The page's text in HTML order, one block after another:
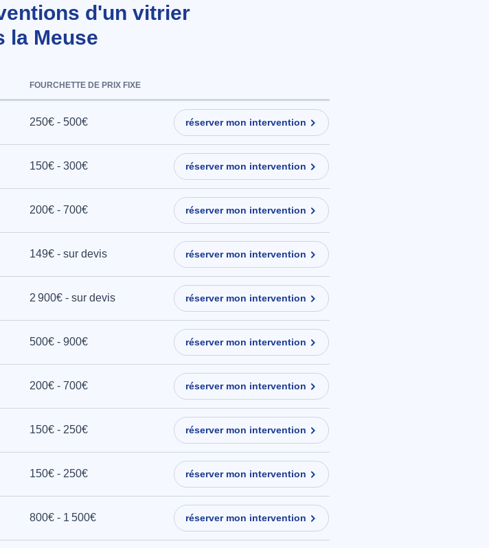
d'un vitrier
la Meuse
FOURCHETTE DE PRIX FIXE
250€ - 500€ réserver mon intervention
150€ - 300€ réserver mon intervention
200€ - 700€ réserver mon intervention
149€ - sur devis réserver mon intervention
2 900€ - sur devis réserver mon intervention
500€ - 900€ réserver mon intervention
200€ - 700€ réserver mon intervention
150€ - 250€ réserver mon intervention
150€ - 250€ réserver mon intervention
800€ - 1 500€ réserver mon intervention